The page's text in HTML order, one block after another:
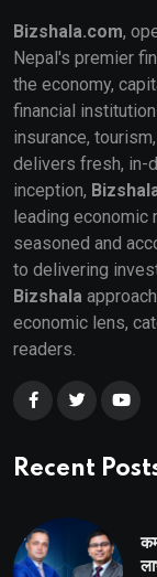
Bizshala.com,
Nepal's premier
the economy,
financial
insurance,
delivers fresh, in-
inception,
leading economic
seasoned and
to delivering
Bizshala
economic lens,
readers.
Recent